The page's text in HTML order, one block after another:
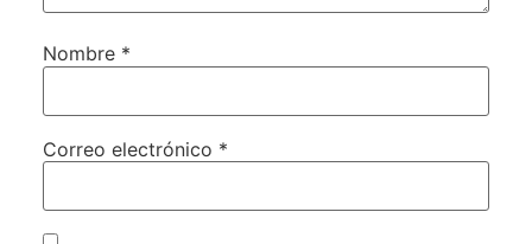
Nombre *
Correo electrónico *